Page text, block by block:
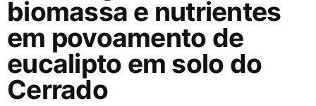
biomassa e nutrientes
em povoamento de
eucalipto em solo do
Cerrado